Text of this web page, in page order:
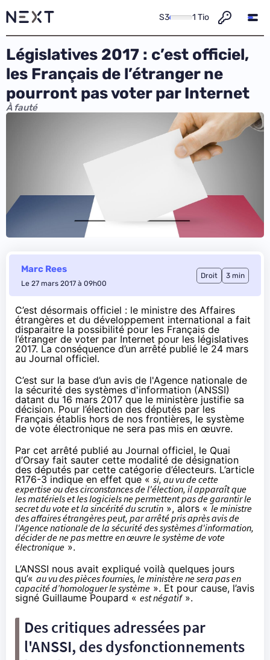
S3 1 Tio
Législatives 2017 : c’est officiel,
les Français de l’étranger ne
pourront pas voter par Internet
À fauté
Marc Rees
Le 27 mars 2017 à 09h00
Droit 3 min
C’est désormais officiel : le ministre des Affaires
étrangères et du développement international a fait
disparaitre la possibilité pour les Français de
l’étranger de voter par Internet pour les législatives
2017. La conséquence d’un arrêté publié le 24 mars
au Journal officiel.
C’est sur la base d’un avis de l'Agence nationale de
la sécurité des systèmes d'information (ANSSI)
datant du 16 mars 2017 que le ministère justifie sa
décision. Pour l’élection des députés par les
Français établis hors de nos frontières, le système
de vote électronique ne sera pas mis en œuvre.
Par cet arrêté publié au Journal officiel, le Quai
d’Orsay fait sauter cette modalité de désignation
des députés par cette catégorie d’électeurs. L’article
R176-3 indique en effet que « si, au vu de cette
expertise ou des circonstances de l'élection, il apparaît que
les matériels et les logiciels ne permettent pas de garantir le
secret du vote et la sincérité du scrutin », alors « le ministre
des affaires étrangères peut, par arrêté pris après avis de
l'Agence nationale de la sécurité des systèmes d'information,
décider de ne pas mettre en œuvre le système de vote
électronique ».
L’ANSSI nous avait expliqué voilà quelques jours
qu’« au vu des pièces fournies, le ministère ne sera pas en
capacité d’homologuer le système ». Et pour cause, l’avis
signé Guillaume Poupard « est négatif».
Des critiques adressées par
l'ANSSI, des dysfonctionnements